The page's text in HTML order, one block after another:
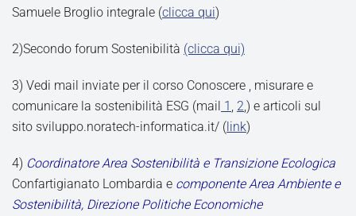
Samuele Broglio integrale (clicca qui)
2)Secondo forum Sostenibilità (clicca qui)
3) Vedi mail inviate per il corso Conoscere , misurare e
comunicare la sostenibilità ESG (mail 1 , 2,) e articoli sul
sito sviluppo.noratech-informatica.it/ (link)
4) Coordinatore Area Sostenibilità e Transizione Ecologica
Confartigianato Lombardia e componente Area Ambiente e
Sostenibilità, Direzione Politiche Economiche